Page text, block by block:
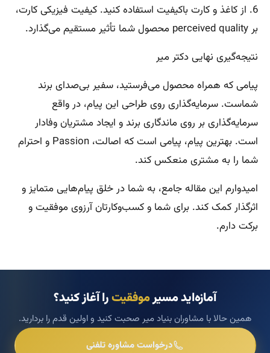
6. از کاغذ و کارت باکیفیت استفاده کنید. کیفیت فیزیکی کارت،
بر perceived quality محصول شما تأثیر مستقیم می‌گذارد.
نتیجه‌گیری نهایی دکتر میر
پیامی که همراه محصول می‌فرستید، سفیر بی‌صدای برند
شماست. سرمایه‌گذاری روی طراحی این پیام، در واقع
سرمایه‌گذاری بر روی ماندگاری برند و ایجاد مشتریان وفادار
است. بهترین پیام، پیامی است که اصالت، Passion و احترام
شما را به مشتری منعکس کند.
امیدوارم این مقاله جامع، به شما در خلق پیام‌هایی متمایز و
اثرگذار کمک کند. برای شما و کسب‌وکارتان آرزوی موفقیت و
برکت دارم.
آمازه‌اید مسیرموفقیترا آغاز کنید؟
همین حالا با مشاوران بنیاد میر صحبت کنید و اولین قدم را بردارید.
درخواست مشاوره تلفنی